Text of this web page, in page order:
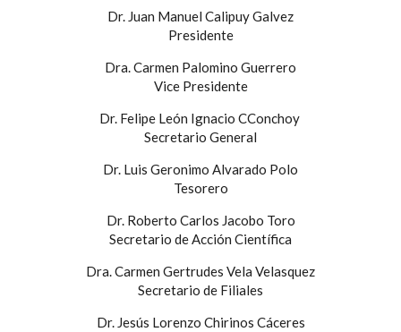
Dr. Juan Manuel Calipuy Galvez
Presidente
Dra. Carmen Palomino Guerrero
Vice Presidente
Dr. Felipe León Ignacio CConchoy
Secretario General
Dr. Luis Geronimo Alvarado Polo
Tesorero
Dr. Roberto Carlos Jacobo Toro
Secretario de Acción Científica
Dra. Carmen Gertrudes Vela Velasquez
Secretario de Filiales
Dr. Jesús Lorenzo Chirinos Cáceres